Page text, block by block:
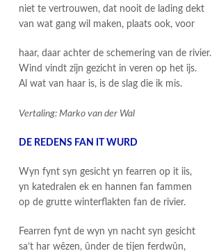
niet te vertrouwen, dat nooit de lading dekt
van wat gang wil maken, plaats ook, voor
haar, daar achter de schemering van de rivier.
Wind vindt zijn gezicht in veren op het ijs.
Al wat van haar is, is de slag die ik mis.
Vertaling: Marko van der Wal
DE REDENS FAN IT WURD
Wyn fynt syn gesicht yn fearren op it iis,
yn katedralen ek en hannen fan fammen
op de grutte winterflakten fan de rivier.
Fearren fynt de wyn yn nacht syn gesicht
sa’t har wêzen, ûnder de tijen ferdwûn,